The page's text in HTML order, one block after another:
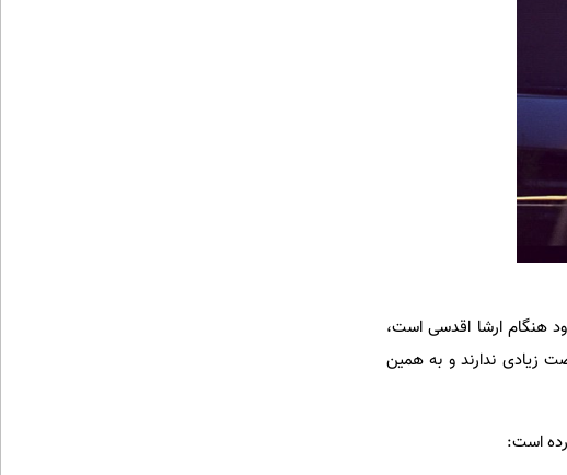
هنگام ارشا اقدسی است،
زیادی ندارند و به همین
است: